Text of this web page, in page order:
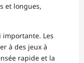
et longues,
importante. Les
à des jeux à
rapide et la